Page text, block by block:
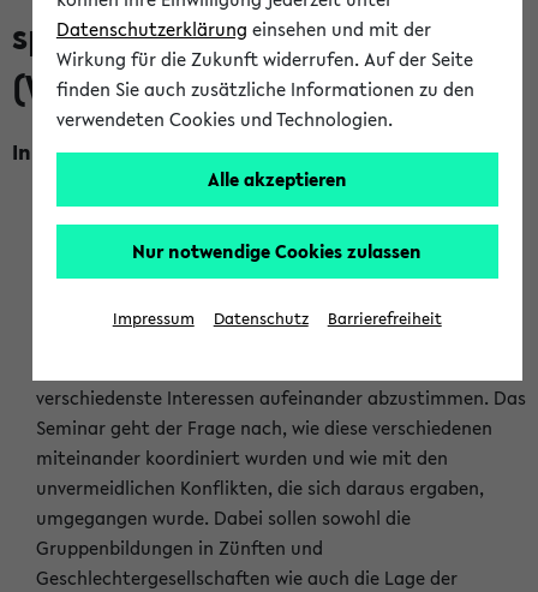
spätmittelalterlichen Stadt (S)
(WiSe 2009/2010)
Inhalt, Kommentar
Die Stadt der Vormoderne kann in besonderer Weise als
verschiedenster Sozialformen auf engstem Raum zu
gestalten war. Angefangen von der Reinigung der – oft
von mehreren Familien – benutzten Aborte über die
verschiedenste Interessen aufeinander abzustimmen. Das
Seminar geht der Frage nach, wie diese verschiedenen
miteinander koordiniert wurden und wie mit den
unvermeidlichen Konflikten, die sich daraus ergaben,
umgegangen wurde. Dabei sollen sowohl die
Gruppenbildungen in Zünften und
Geschlechtergesellschaften wie auch die Lage der
Datenschutzerklärung einsehen und mit der
Wirkung für die Zukunft widerrufen. Auf der Seite
finden Sie auch zusätzliche Informationen zu den
verwendeten Cookies und Technologien.
Alle akzeptieren
Nur notwendige Cookies zulassen
Impressum Datenschutz Barrierefreiheit